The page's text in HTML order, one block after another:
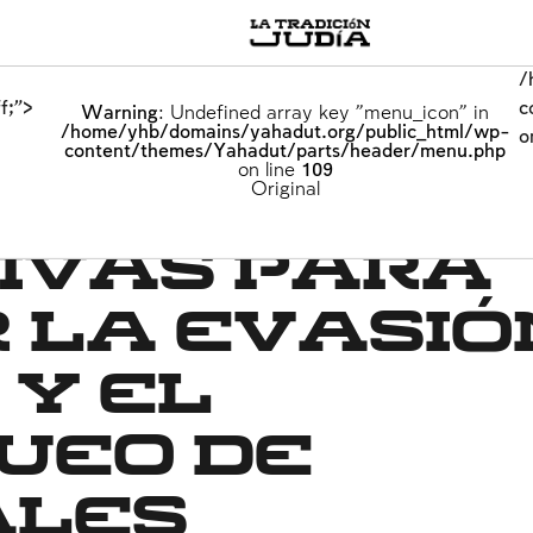
Warning: Undefined array key "menu_icon" in
/home/yhb/domains/yahadut.org/public_html/wp-
content/themes/Yahadut/parts/header/menu.php
on line 109
Builders
/
Warning: Undefined array key "menu_icon" in
/home/yhb/domains/yahadut.org/public_html/wp-
content/themes/Yahadut/parts/header/menu.php
on line 109
MultiLang
/
para
el
de
Warning: Undefined array key "menu_icon" in
/home/yhb/domains/yahadut.org/public_html/wp-
content/themes/Yahadut/parts/header/menu.php
on line 109
Original
/